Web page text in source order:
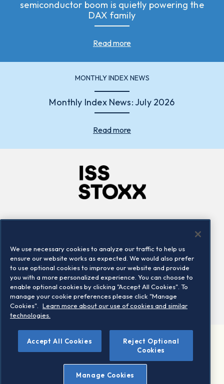
semiconductor boom is quietly powering the
DAX family
Read more
MONTHLY INDEX NEWS
Monthly Index News: July 2026
Read more
Locations
Contact us
©2026 STOXX Ltd. All rights reserved.
Legal/Privacy Portal
Warning - phishing & scam
Conditions of use
Privacy notice
We use necessary cookies to analyze our traffic to help us
ensure our website works as expected. We would also prefer
to use optional cookies to improve our website and provide
you with a more personalized experience. You can choose to
enable optional cookies by clicking "Accept All Cookies". To
manage your cookie preferences please click "Manage
Cookies".
Learn more about our use of cookies and similar
technologies.
Accept All Cookies
Reject Optional
Cookies
Manage Cookies